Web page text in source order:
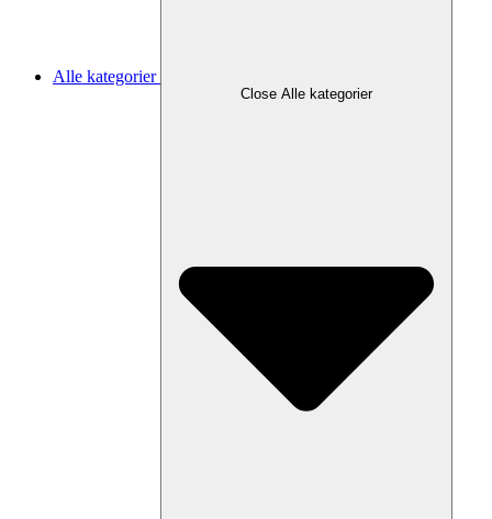
Alle kategorier
Close Alle kategorier